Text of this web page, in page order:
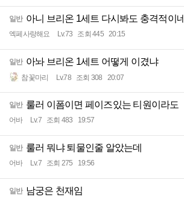
일반 아니 브리온 1세트 다시봐도 충격적이네
엑페사랑해요 Lv.73 조회 445 20:15
일반 아놔 브리온 1세트 어떻게 이겼냐
참꽃마리 Lv.78 조회 308 20:07
일반 룰러 이폼이면 페이즈있는 티원이라도
어바 Lv.7 조회 483 19:57
일반 룰러 뭐냐 퇴물인줄 알았는데
어바 Lv.7 조회 275 19:56
일반 남궁은 천재임